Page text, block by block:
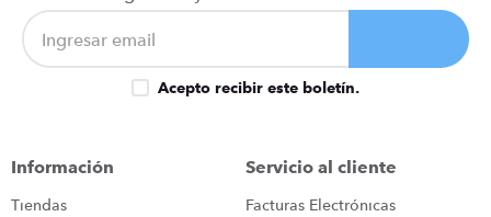
Acepto recibir este boletín.
Información
Tiendas
Servicio al cliente
Facturas Electrónicas